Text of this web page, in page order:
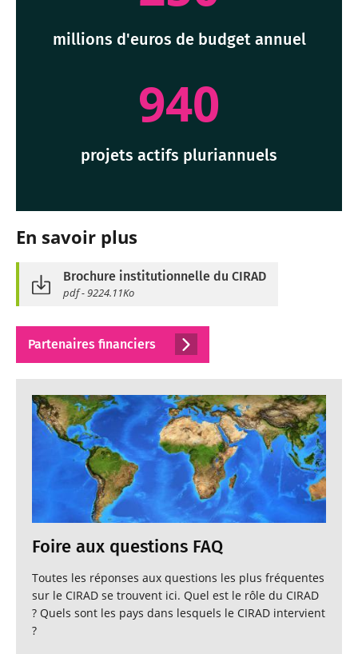
millions d'euros de budget annuel
940
projets actifs pluriannuels
En savoir plus
Brochure institutionnelle du CIRAD
pdf - 9224.11Ko
Partenaires financiers
Foire aux questions FAQ
Toutes les réponses aux questions les plus fréquentes
sur le CIRAD se trouvent ici. Quel est le rôle du CIRAD
? Quels sont les pays dans lesquels le CIRAD intervient
?